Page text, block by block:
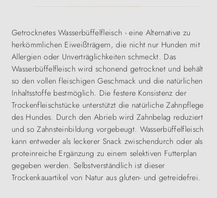
Getrocknetes Wasserbüffelfleisch - eine Alternative zu
herkömmlichen Eiweißträgern, die nicht nur Hunden mit
Allergien oder Unverträglichkeiten schmeckt. Das
Wasserbüffelfleisch wird schonend getrocknet und behält
so den vollen fleischigen Geschmack und die natürlichen
Inhaltsstoffe bestmöglich. Die festere Konsistenz der
Trockenfleischstücke unterstützt die natürliche Zahnpflege
des Hundes. Durch den Abrieb wird Zahnbelag reduziert
und so Zahnsteinbildung vorgebeugt. Wasserbüffelfleisch
kann entweder als leckerer Snack zwischendurch oder als
proteinreiche Ergänzung zu einem selektiven Futterplan
gegeben werden. Selbstverständlich ist dieser
Trockenkauartikel von Natur aus gluten- und getreidefrei.